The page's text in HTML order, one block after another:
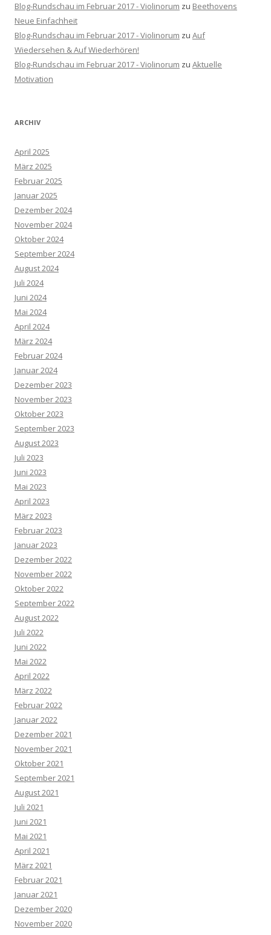
Blog-Rundschau im Februar 2017 - Violinorum zu Beethovens
Neue Einfachheit
Blog-Rundschau im Februar 2017 - Violinorum zu Auf
Wiedersehen & Auf Wiederhören!
Blog-Rundschau im Februar 2017 - Violinorum zu Aktuelle
Motivation
ARCHIV
April 2025
März 2025
Februar 2025
Januar 2025
Dezember 2024
November 2024
Oktober 2024
September 2024
August 2024
Juli 2024
Juni 2024
Mai 2024
April 2024
März 2024
Februar 2024
Januar 2024
Dezember 2023
November 2023
Oktober 2023
September 2023
August 2023
Juli 2023
Juni 2023
Mai 2023
April 2023
März 2023
Februar 2023
Januar 2023
Dezember 2022
November 2022
Oktober 2022
September 2022
August 2022
Juli 2022
Juni 2022
Mai 2022
April 2022
März 2022
Februar 2022
Januar 2022
Dezember 2021
November 2021
Oktober 2021
September 2021
August 2021
Juli 2021
Juni 2021
Mai 2021
April 2021
März 2021
Februar 2021
Januar 2021
Dezember 2020
November 2020